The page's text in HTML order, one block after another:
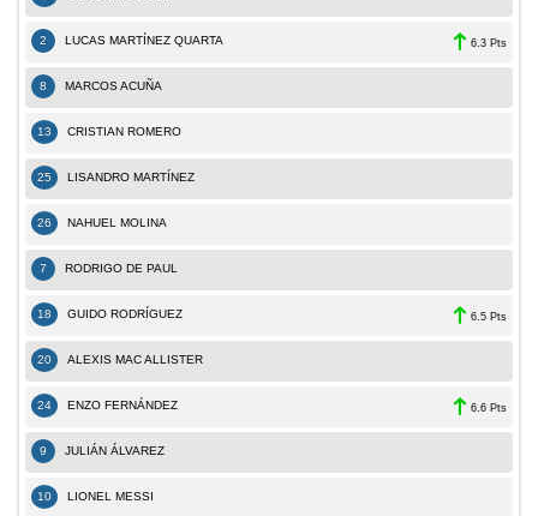
2 LUCAS MARTÍNEZ QUARTA 6.3 Pts
8 MARCOS ACUÑA
13 CRISTIAN ROMERO
25 LISANDRO MARTÍNEZ
26 NAHUEL MOLINA
7 RODRIGO DE PAUL
18 GUIDO RODRÍGUEZ 6.5 Pts
20 ALEXIS MAC ALLISTER
24 ENZO FERNÁNDEZ 6.6 Pts
9 JULIÁN ÁLVAREZ
10 LIONEL MESSI